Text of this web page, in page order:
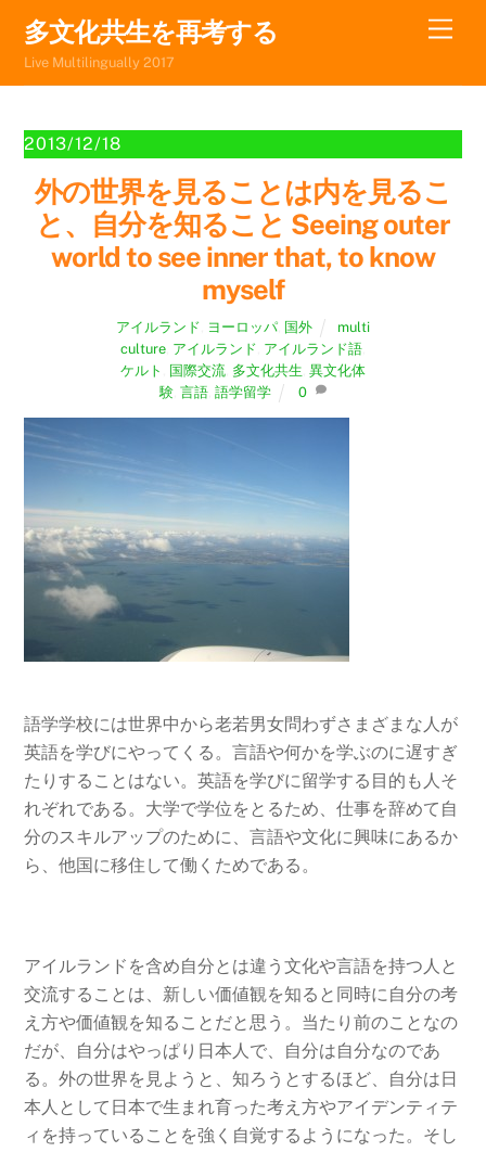
content
多文化共生を再考する
Live Multilingually 2017
2013/12/18
外の世界を見ることは内を見るこ
と、自分を知ること Seeing outer
world to see inner that, to know
myself
アイルランド ヨーロッパ 国外
multi
culture アイルランド アイルランド語
ケルト
国際交流 多文化共生 異文化体
験, 言語, 語学留学 0
語学学校には世界中から老若男女問わずさまざまな人が
英語を学びにやってくる。言語や何かを学ぶのに遅すぎ
たりすることはない。英語を学びに留学する目的も人そ
れぞれである。大学で学位をとるため、仕事を辞めて自
分のスキルアップのために、言語や文化に興味にあるか
ら、他国に移住して働くためである。
アイルランドを含め自分とは違う文化や言語を持つ人と
交流することは、新しい価値観を知ると同時に自分の考
え方や価値観を知ることだと思う。当たり前のことなの
だが、自分はやっぱり日本人で、自分は自分なのであ
る。外の世界を見ようと、知ろうとするほど、自分は日
本人として日本で生まれ育った考え方やアイデンティテ
ィを持っていることを強く自覚するようになった。そし